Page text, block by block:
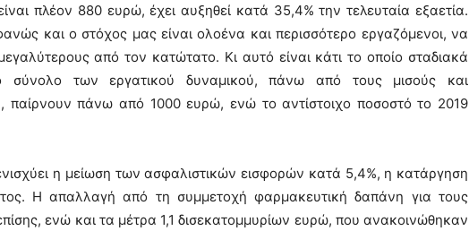
πλέον 880 ευρώ, έχει αυξηθεί κατά 35,4% την τελευταία εξαετία.
και ο στόχος μας είναι ολοένα και περισσότερο εργαζόμενοι, να
από τον κατώτατο. Κι αυτό είναι κάτι το οποίο σταδιακά
σύνολο των εργατικού δυναμικού, πάνω από τους μισούς και
παίρνουν πάνω από 1000 ευρώ, ενώ το αντίστοιχο ποσοστό το 2019
η μείωση των ασφαλιστικών εισφορών κατά 5,4%, η κατάργηση
Η απαλλαγή από τη συμμετοχή φαρμακευτική δαπάνη για τους
ενώ και τα μέτρα 1,1 δισεκατομμυρίων ευρώ, που ανακοινώθηκαν